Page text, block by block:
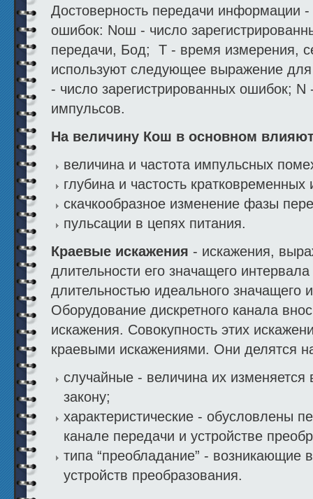
Достоверность передачи информации
ошибок: Nош - число
передачи, Бод; Т - время измерения,
используют следующее выражение
- число зарегистрированных ошибок;
импульсов.
На величину Кош в основном
величина и частота импульсных
глубина и частость
скачкообразное изменение фазы
пульсации в цепях питания.
Краевые искажения - искажения,
длительности его значащего
длительностью идеального значащего
Оборудование дискретного канала
искажения. Совокупность этих
краевыми искажениями. Они делятся
случайные - величина их
закону;
характеристические - обусловлены
канале передачи и устройстве
типа “преобладание” - возникающие
устройств преобразования.